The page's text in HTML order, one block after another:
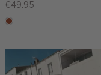
€49.95
bruin